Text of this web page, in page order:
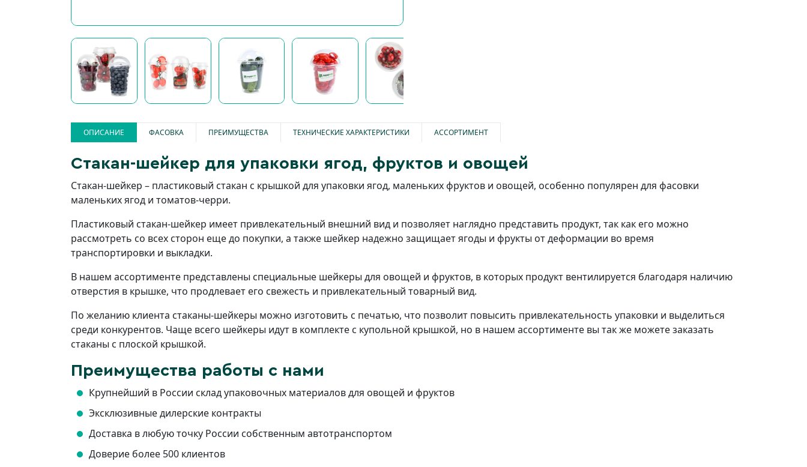
ОПИСАНИЕ ФАСОВКА ПРЕИМУЩЕСТВА ТЕХНИЧЕСКИЕ ХАРАКТЕРИСТИКИ АССОРТИМЕНТ
Стакан-шейкер для упаковки ягод, фруктов и овощей
Стакан-шейкер – пластиковый стакан с крышкой для упаковки ягод, маленьких фруктов и овощей, особенно популярен для фасовки
маленьких ягод и томатов-черри.
Пластиковый стакан-шейкер имеет привлекательный внешний вид и позволяет наглядно представить продукт, так как его можно
рассмотреть со всех сторон еще до покупки, а также шейкер надежно защищает ягоды и фрукты от деформации во время
транспортировки и выкладки.
В нашем ассортименте представлены специальные шейкеры для овощей и фруктов, в которых продукт вентилируется благодаря наличию
отверстия в крышке, что продлевает его свежесть и привлекательный товарный вид.
По желанию клиента стаканы-шейкеры можно изготовить с печатью, что позволит повысить привлекательность упаковки и выделиться
среди конкурентов. Чаще всего шейкеры идут в комплекте с купольной крышкой, но в нашем ассортименте вы так же можете заказать
стаканы с плоской крышкой.
Преимущества работы с нами
Крупнейший в России склад упаковочных материалов для овощей и фруктов
Эксклюзивные дилерские контракты
Доставка в любую точку России собственным автотранспортом
Доверие более 500 клиентов